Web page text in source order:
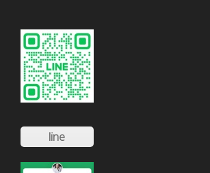
line